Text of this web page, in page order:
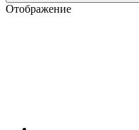
Отображение